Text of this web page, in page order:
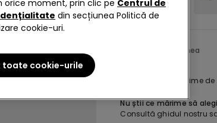
Alege mărimea
Modelul are o înălțime
Nu știi ce mărime să
Consultă ghidul nostru
moment, prin clic pe Centrul de
din secțiunea Politică de
cookie-uri.
toate cookie-urile